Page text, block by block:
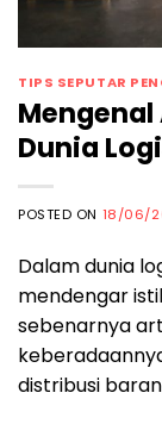
TIPS SEPUTAR
Dunia
POSTED ON 18/06/
Dalam dunia
mendengar
sebenarnya
distribusi